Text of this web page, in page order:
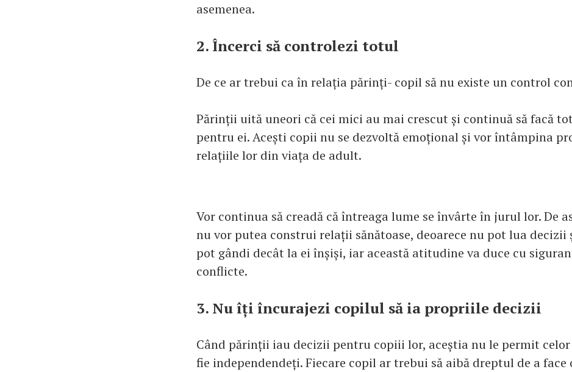
asemenea.
2. Încerci să controlezi totul
De ce ar trebui ca în relația părinți- copil să nu existe un control
Părinții uită uneori că cei mici au mai crescut și continuă să facă
pentru ei. Acești copii nu se dezvoltă emoțional și vor întâmpina
relațiile lor din viața de adult.
Vor continua să creadă că întreaga lume se învârte în jurul lor. De
nu vor putea construi relații sănătoase, deoarece nu pot lua decizii
pot gândi decât la ei înșiși, iar această atitudine va duce cu
conflicte.
3. Nu îți încurajezi copilul să ia propriile decizii
Când părinții iau decizii pentru copiii lor, aceștia nu le permit
fie independendeți. Fiecare copil ar trebui să aibă dreptul de a face